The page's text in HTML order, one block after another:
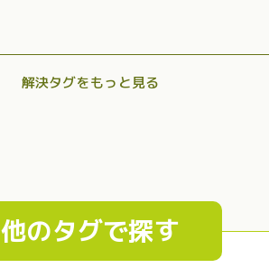
解決タグをもっと見る
他のタグで探す